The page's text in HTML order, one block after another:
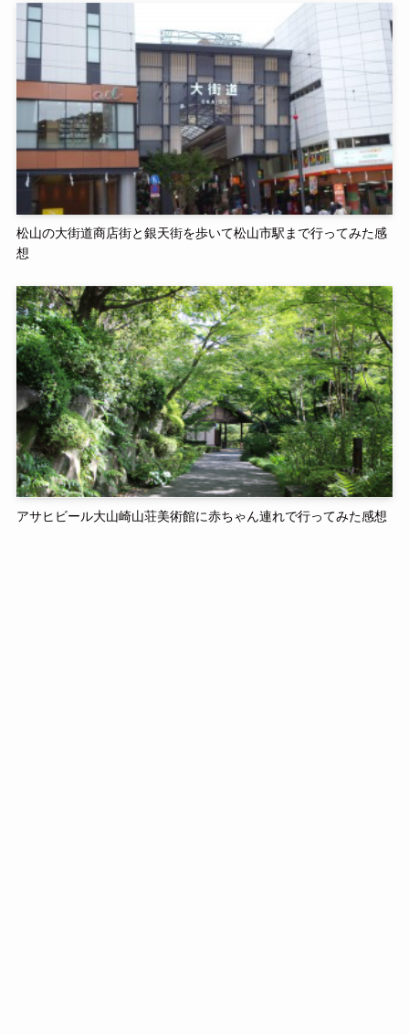
松山の大街道商店街と銀天街を歩いて松山市駅まで行ってみた感
想
アサヒビール大山崎山荘美術館に赤ちゃん連れで行ってみた感想